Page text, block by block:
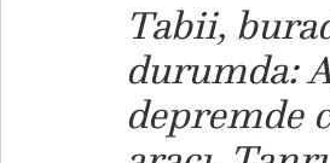
Tabii,
durumda:
depremde